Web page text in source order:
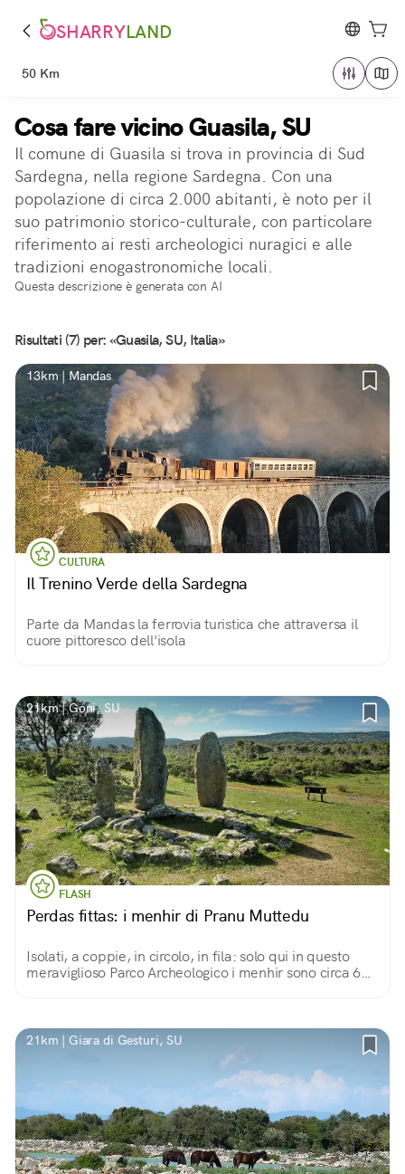
SHARRYLAND
50 Km
Cosa fare vicino Guasila, SU
Il comune di Guasila si trova in provincia di Sud
Sardegna, nella regione Sardegna. Con una
popolazione di circa 2.000 abitanti, è noto per il
suo patrimonio storico-culturale, con particolare
riferimento ai resti archeologici nuragici e alle
tradizioni enogastronomiche locali.
Questa descrizione è generata con AI
Risultati (7) per: «Guasila, SU, Italia»
13km | Mandas
CULTURA
Il Trenino Verde della Sardegna
Parte da Mandas la ferrovia turistica che attraversa il
cuore pittoresco dell'isola
21km | Goni, SU
FLASH
Perdas fittas: i menhir di Pranu Muttedu
Isolati, a coppie, in circolo, in fila: solo qui in questo
meraviglioso Parco Archeologico i menhir sono circa 60,
21km | Giara di Gesturi, SU